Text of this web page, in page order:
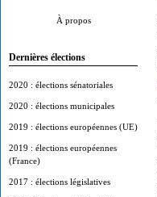
À propos
Dernières élections
2020 : élections sénatoriales
2020 : élections municipales
2019 : élections européennes (UE)
2019 : élections européennes
(France)
2017 : élections législatives